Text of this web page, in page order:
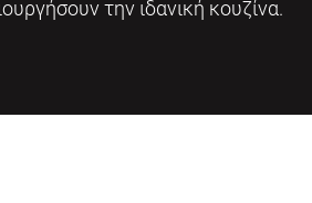
την ιδανική κουζίνα.